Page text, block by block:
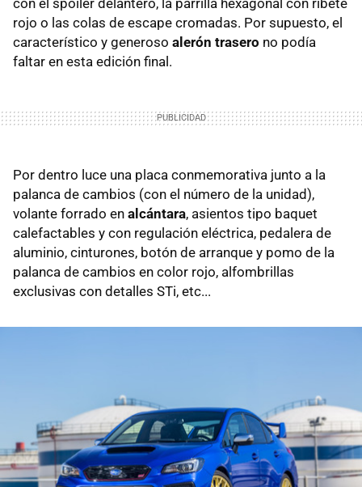
rojo o las colas de escape cromadas. Por supuesto, el
característico y generoso alerón trasero no podía
faltar en esta edición final.
Por dentro luce una placa conmemorativa junto a la
palanca de cambios (con el número de la unidad),
volante forrado en alcántara, asientos tipo baquet
calefactables y con regulación eléctrica, pedalera de
aluminio, cinturones, botón de arranque y pomo de la
palanca de cambios en color rojo, alfombrillas
exclusivas con detalles STi, etc...